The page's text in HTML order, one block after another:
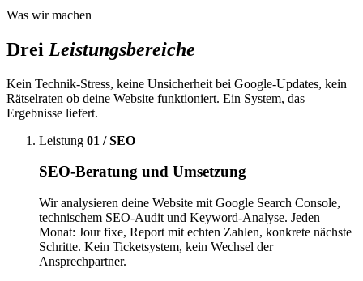
Was wir machen
Drei Leistungsbereiche
Kein Technik-Stress, keine Unsicherheit bei Google-Updates, kein
Rätselraten ob deine Website funktioniert. Ein System, das
Ergebnisse liefert.
Leistung 01 / SEO
SEO-Beratung und Umsetzung
Wir analysieren deine Website mit Google Search Console,
technischem SEO-Audit und Keyword-Analyse. Jeden
Monat: Jour fixe, Report mit echten Zahlen, konkrete nächste
Schritte. Kein Ticketsystem, kein Wechsel der
Ansprechpartner.